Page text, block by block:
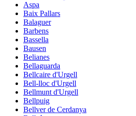
Aspa
Baix Pallars
Balaguer
Barbens
Bassella
Bausen
Belianes
Bellaguarda
Bellcaire d'Urgell
Bell-lloc d'Urgell
Bellmunt d'Urgell
Bellpuig
Bellver de Cerdanya